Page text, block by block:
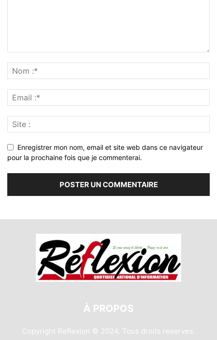
Enregistrer mon nom, email et site web dans ce navigateur
pour la prochaine fois que je commenterai.
À PROPOS
Copyright Reflexion © 2024. Tous droits reserves.